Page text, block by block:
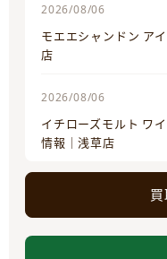
2026/08/06
モエエシャンドン ア
店
2026/08/06
イチローズモルト ワ
情報｜浅草店